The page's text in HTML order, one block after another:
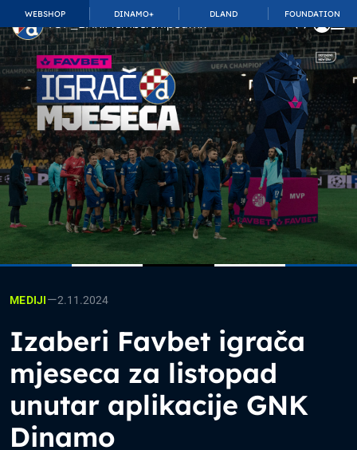
WEBSHOP DINAMO+ DLAND FOUNDATION
TOP_BAR.MembershipSuffix
MEDIJI—2.11.2024
Izaberi Favbet igrača
mjeseca za listopad
unutar aplikacije GNK
Dinamo